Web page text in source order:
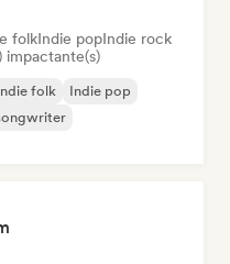
folkIndie popIndie rock
impactante(s)
folk
Indie pop